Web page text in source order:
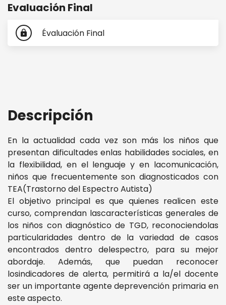
Evaluación Final
lock Évaluación Final
Descripción
En la actualidad cada vez son más los niños que
presentan dificultades enlas habilidades sociales, en
la flexibilidad, en el lenguaje y en lacomunicación,
niños que frecuentemente son diagnosticados con
TEA(Trastorno del Espectro Autista)
El objetivo principal es que quienes realicen este
curso, comprendan lascaracterísticas generales de
los niños con diagnóstico de TGD, reconociendolas
particularidades dentro de la variedad de casos
encontrados dentro delespectro, para su mejor
abordaje. Además, que puedan reconocer
losindicadores de alerta, permitirá a la/el docente
ser un importante agente deprevención primaria en
este aspecto.